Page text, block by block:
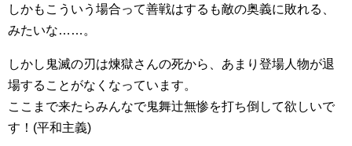
しかもこういう場合って善戦はするも敵の奥義に敗れる、
みたいな……。
しかし鬼滅の刃は煉獄さんの死から、あまり登場人物が退
場することがなくなっています。
ここまで来たらみんなで鬼舞辻無惨を打ち倒して欲しいで
す！(平和主義)